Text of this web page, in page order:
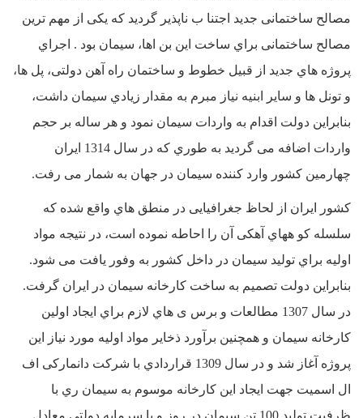
مصالح ساختمانی جدید اجتنا ب ناپذیر گردید که یکی از مهم ترین
مصالح ساختمانی براي ساخت این بن اها، سیمان بود . اجراي
پروژه هاي جدید از قبیل خطوط و ساختمان راه آهن دولتی، پل ها،
و تونل ها و سایر ابنیه نیاز مبرم به مقدار زیادي سیمان داشت،
بنابراین دولت اقدام به واردات سیمان نمود و هر ساله بر حجم
واردات اضافه می گردید به طوري که در سال 1314 ایران
چهارمین کشور وارد کننده سیمان در جهان به شمار می رفت.
کشور ایران از لحاظ جغرافیایی در منطق هاي واقع شده که
سلسله کو ههاي آهکی آن را احاطه نموده است، در نتیجه مواد
اولیه براي تولید سیمان در داخل کشور به وفور یافت می شود.
بنابراین دولت تصمیم به ساخت کارخانه سیمان در ایران گرفت.
در سال 1307 مطالعات و برس ی هاي لازم براي ایجاد اولین
کارخانه سیمان و همچنین برآورد ذخایر مواد اولیه مورد نیاز این
پروژه آغاز شد و در سال 1309 قراردادي با شرکت دانمارکی اف
ال اسمیت جهت ایجاد این کارخانه موسوم به سیمان ري با
ظرفیت تولید 100 تن سیمان در روز و با سرمایه دولتی معادل